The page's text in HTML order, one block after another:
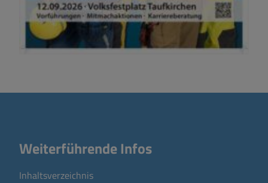
Weiterführende Infos
Inhaltsverzeichnis